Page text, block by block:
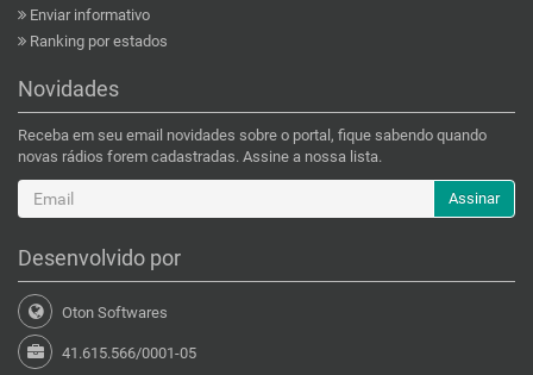
Enviar informativo
Ranking por estados
Novidades
Receba em seu email novidades sobre o portal, fique sabendo quando
novas rádios forem cadastradas. Assine a nossa lista.
Assinar
Desenvolvido por
Oton Softwares
41.615.566/0001-05